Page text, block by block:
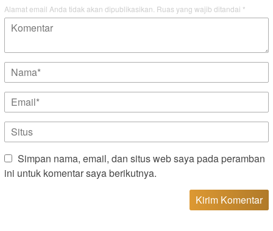
Alamat email Anda tidak akan dipublikasikan. Ruas yang wajib ditandai *
Simpan nama, email, dan situs web saya pada peramban
ini untuk komentar saya berikutnya.